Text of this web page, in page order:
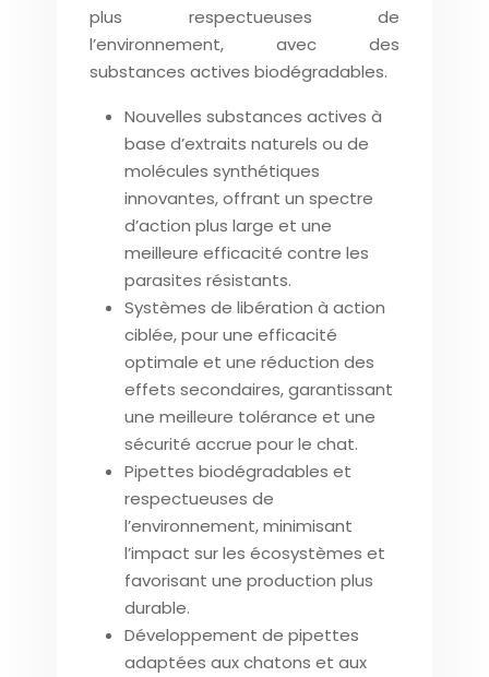
plus respectueuses de
l’environnement, avec des
substances actives biodégradables.
Nouvelles substances actives à
base d’extraits naturels ou de
molécules synthétiques
innovantes, offrant un spectre
d’action plus large et une
meilleure efficacité contre les
parasites résistants.
Systèmes de libération à action
ciblée, pour une efficacité
optimale et une réduction des
effets secondaires, garantissant
une meilleure tolérance et une
sécurité accrue pour le chat.
Pipettes biodégradables et
respectueuses de
l’environnement, minimisant
l’impact sur les écosystèmes et
favorisant une production plus
durable.
Développement de pipettes
adaptées aux chatons et aux